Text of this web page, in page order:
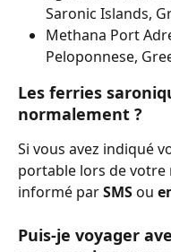
Saronic Islands,
Methana Port
Peloponnese,
Les ferries
normalement ?
Si vous avez indiqué
portable lors de votre
informé par SMS ou
Puis-je voyager